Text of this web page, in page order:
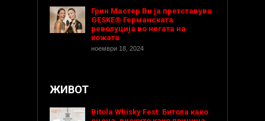
Грин Мастер Ви ја претставува
GESKE® Германската
револуција во негата на
кожата
ноември 18, 2024
ЖИВОТ
Bitola Whisky Fest: Битола како